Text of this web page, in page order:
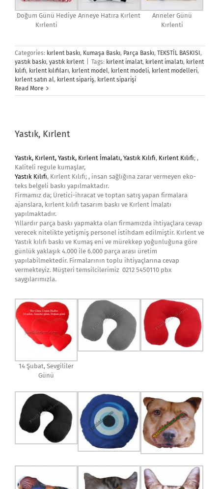
Doğum Günü Hediye
Kırlenti
Anneye Hatıra Kırlent
Anneler Günü
Kırlenti
Categories: kırlent baskı, Kumaşa Baskı, Parça Baskı, TEKSTİL BASKISI,
yastık baskı, yastık kırlent Tags: kırlent imalat, kırlent imalatı, kırlent
kılıfı, kırlent kılıfıları, kırlent model, kırlent modeli, kırlent modelleri,
kırlent satın al, kırlent sipariş, kırlent siparişi
Read More
Yastık, Kırlent
Yastık, Kırlent, Yastık, Kırlent İmalatı, Yastık Kılıfı, Kırlent Kılıfı; ,
Kaliteli regule kumaşlar,
Yastık Kılıfı, Kırlent Kılıfı; , insan sağlığına zarar vermeyen eko-
teks belgeli baskı yapılmaktadır.
Firmamız da; Üretici-ihracat ve toptan satış yapan firmalara
ajanslara, kırlent kılıfı tasarım baskı ve Kırlent İmalatı
yapılmaktadır.
Yıllardır parça baskı yapmakta olan firmamızda ihtiyaçlara cevap
verecek nitelikte yetişmiş personel istihdam edilmiştir. Kırlent ve
Yastık kılıfı baskı ve Kumaş eni ve mürekkep yoğunluğuna göre
günlük yaklaşık 4.000 ile 6.000 parça arası üretim
yapılabilmektedir. Firmalarının toplu ihtiyaçlarına cevap
vermekteyiz. Müşteri temsilcilerimiz 0212 5450110 pbx
saygılarımızla.
14 Şubat, Sevgililer
Günü